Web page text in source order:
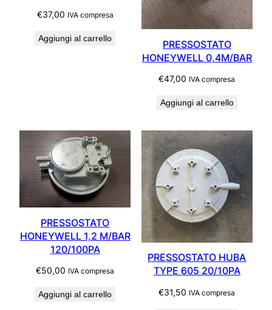
€37,00 IVA compresa
Aggiungi al carrello
PRESSOSTATO
HONEYWELL 0,4M/BAR
€47,00 IVA compresa
Aggiungi al carrello
PRESSOSTATO
HONEYWELL 1,2 M/BAR
120/100PA
€50,00 IVA compresa
Aggiungi al carrello
PRESSOSTATO HUBA
TYPE 605 20/10PA
€31,50 IVA compresa